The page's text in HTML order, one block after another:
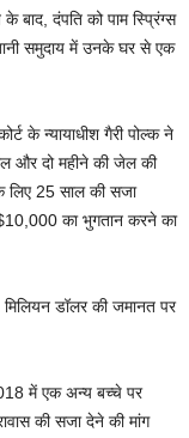
बाद, दंपति को पाम स्प्रिंग्स
समुदाय में उनके घर से एक
के न्यायाधीश गैरी पोल्क ने
और दो महीने की जेल की
25 साल की सजा
$10,000 का भुगतान करने का
मिलियन डॉलर की जमानत पर
में एक अन्य बच्चे पर
की सजा देने की मांग